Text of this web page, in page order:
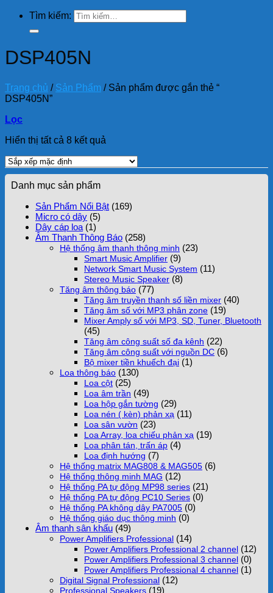
Tìm kiếm:
DSP405N
Trang chủ / Sản Phẩm / Sản phẩm được gắn thẻ “
DSP405N”
Lọc
Hiển thị tất cả 8 kết quả
Danh mục sản phẩm
Sản Phẩm Nổi Bật (169)
Micro có dây (5)
Dây cáp loa (1)
Âm Thanh Thông Báo (258)
Hệ thống âm thanh thông minh (23)
Smart Music Amplifier (9)
Network Smart Music System (11)
Stereo Music Speaker (8)
Tăng âm thông báo (77)
Tăng âm truyền thanh số liền mixer (40)
Tăng âm số với MP3 phân zone (19)
Mixer Amply số với MP3, SD, Tuner, Bluetooth
(45)
Tăng âm công suất số đa kênh (22)
Tăng âm công suất với nguồn DC (6)
Bộ mixer tiền khuếch đại (1)
Loa thông báo (130)
Loa cột (25)
Loa âm trần (49)
Loa hộp gắn tường (29)
Loa nén ( kèn) phản xạ (11)
Loa sân vườn (23)
Loa Array, loa chiếu phản xạ (19)
Loa phân tán, trấn áp (4)
Loa định hướng (7)
Hệ thống matrix MAG808 & MAG505 (6)
Hệ thống thông minh MAG (12)
Hệ thống PA tự động MP98 series (21)
Hệ thống PA tự động PC10 Series (0)
Hệ thống PA không dây PA7005 (0)
Hệ thống giáo dục thông minh (0)
Âm thanh sân khấu (49)
Power Amplifiers Professional (14)
Power Amplifiers Professional 2 channel (12)
Power Amplifiers Professional 3 channel (0)
Power Amplifiers Professional 4 channel (1)
Digital Signal Professional (12)
Professional Speakers (19)